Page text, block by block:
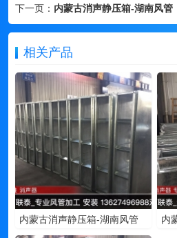
下一页： 内蒙古消声静压箱-湖南风管
相关产品
内蒙古消声静压箱-湖南风管 内